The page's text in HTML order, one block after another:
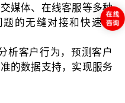
媒体、在线客服等多种
的无缝对接和快速响
析客户行为，预测客户
的数据支持，实现服务